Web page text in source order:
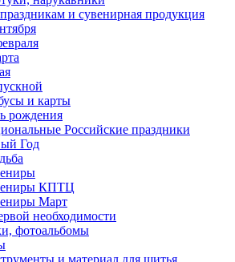
и сувенирная продукция
и карты
рождения
Российские праздники
Год
КПТЦ
Март
необходимости
фотоальбомы
и материал для шитья,